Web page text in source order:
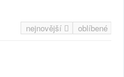
nejnovější oblíbené